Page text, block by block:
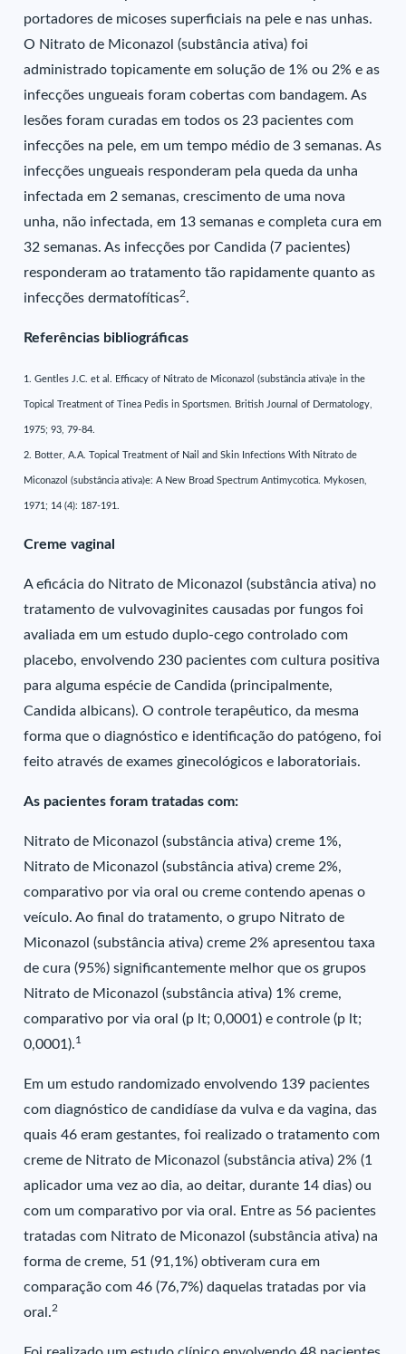
portadores de micoses superficiais na pele e nas unhas.
O Nitrato de Miconazol (substância ativa) foi
administrado topicamente em solução de 1% ou 2% e as
infecções ungueais foram cobertas com bandagem. As
lesões foram curadas em todos os 23 pacientes com
infecções na pele, em um tempo médio de 3 semanas. As
infecções ungueais responderam pela queda da unha
infectada em 2 semanas, crescimento de uma nova
unha, não infectada, em 13 semanas e completa cura em
32 semanas. As infecções por Candida (7 pacientes)
responderam ao tratamento tão rapidamente quanto as
infecções dermatofíticas2.
Referências bibliográficas
1. Gentles J.C. et al. Efficacy of Nitrato de Miconazol (substância ativa)e in the
Topical Treatment of Tinea Pedis in Sportsmen. British Journal of Dermatology,
1975; 93, 79-84.
2. Botter, A.A. Topical Treatment of Nail and Skin Infections With Nitrato de
Miconazol (substância ativa)e: A New Broad Spectrum Antimycotica. Mykosen,
1971; 14 (4): 187-191.
Creme vaginal
A eficácia do Nitrato de Miconazol (substância ativa) no
tratamento de vulvovaginites causadas por fungos foi
avaliada em um estudo duplo-cego controlado com
placebo, envolvendo 230 pacientes com cultura positiva
para alguma espécie de Candida (principalmente,
Candida albicans). O controle terapêutico, da mesma
forma que o diagnóstico e identificação do patógeno, foi
feito através de exames ginecológicos e laboratoriais.
As pacientes foram tratadas com:
Nitrato de Miconazol (substância ativa) creme 1%,
Nitrato de Miconazol (substância ativa) creme 2%,
comparativo por via oral ou creme contendo apenas o
veículo. Ao final do tratamento, o grupo Nitrato de
Miconazol (substância ativa) creme 2% apresentou taxa
de cura (95%) significantemente melhor que os grupos
Nitrato de Miconazol (substância ativa) 1% creme,
comparativo por via oral (p lt; 0,0001) e controle (p lt;
0,0001).1
Em um estudo randomizado envolvendo 139 pacientes
com diagnóstico de candidíase da vulva e da vagina, das
quais 46 eram gestantes, foi realizado o tratamento com
creme de Nitrato de Miconazol (substância ativa) 2% (1
aplicador uma vez ao dia, ao deitar, durante 14 dias) ou
com um comparativo por via oral. Entre as 56 pacientes
tratadas com Nitrato de Miconazol (substância ativa) na
forma de creme, 51 (91,1%) obtiveram cura em
comparação com 46 (76,7%) daquelas tratadas por via
oral.2